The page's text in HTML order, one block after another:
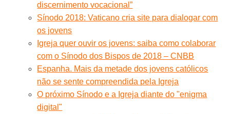
discernimento vocacional”
Sínodo 2018: Vaticano cria site para dialogar com
os jovens
Igreja quer ouvir os jovens: saiba como colaborar
com o Sínodo dos Bispos de 2018 – CNBB
Espanha. Mais da metade dos jovens católicos
não se sente compreendida pela Igreja
O próximo Sínodo e a Igreja diante do "enigma
digital"